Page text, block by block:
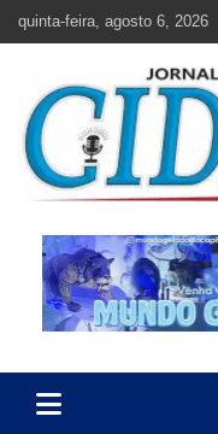
quinta-feira, agosto 6, 2026
Jornal